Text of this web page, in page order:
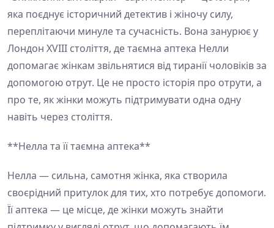
яка поєднує історичний детектив і жіночу силу,
переплітаючи минуле та сучасність. Вона занурює у
Лондон XVIII століття, де таємна аптека Нелли
допомагає жінкам звільнятися від тиранії чоловіків за
допомогою отрут. Це не просто історія про отрути, а
про те, як жінки можуть підтримувати одна одну
навіть через століття.
**Нелла та її таємна аптека**
Нелла — сильна, самотня жінка, яка створила
своєрідний притулок для тих, хто потребує допомоги.
Її аптека — це місце, де жінки можуть знайти